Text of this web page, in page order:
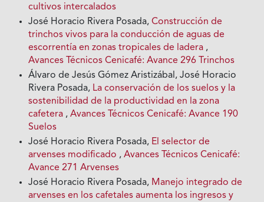
cultivos intercalados
José Horacio Rivera Posada,Construcción de
trinchos vivos para la conducción de aguas de
escorrentía en zonas tropicales de ladera ,
Avances Técnicos Cenicafé: Avance 296 Trinchos
Álvaro de Jesús Gómez Aristizábal, José Horacio
Rivera Posada, La conservación de los suelos y la
sostenibilidad de la productividad en la zona
cafetera ,Avances Técnicos Cenicafé: Avance 190
Suelos
José Horacio Rivera Posada, El selector de
arvenses modificado ,Avances Técnicos Cenicafé:
Avance 271 Arvenses
José Horacio Rivera Posada, Manejo integrado de
arvenses en los cafetales aumenta los ingresos y